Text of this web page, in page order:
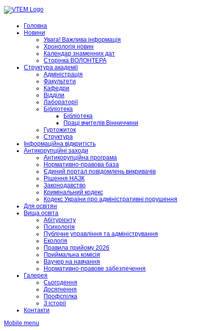
Головна
Новини
Увага! Важлива інформація
Хронологія новин
Календар знаменних дат
Сторінка ВОЛОНТЕРА
Структура академії
Адміністрація
Факультети
Кафедри
Відділи
Лабораторії
Бібліотека
Бібліотека
Праці вчителів Вінниччини
Гуртожиток
Структура
Інформаційна відкритість
Антикорупційні заходи
Антикорупційна програма
Нормативно-правова база
Єдиний портал повідомлень викривачів
Рішення НАЗК
Законодавство
Кримінальний кодекс
Кодекс України про адміністративні порушення
Для освітян
Вища освіта
Абітурієнту
Психологія
Публічне управління та адміністрування
Екологія
Правила прийому 2026
Приймальна комісія
Ваучер на навчання
Нормативно-правове забезпечення
Галерея
Сьогодення
Досягнення
Профспілка
З історії
Контакти
Mobile menu